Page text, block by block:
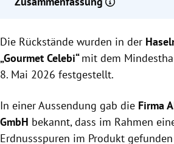
mit MHD 8. Mai 2026 entdeckt.
Nicht deklarierte Erdnussspuren
Allergikern Reaktionen verursachen.
Produkte wurden aus dem Handel
Kundenkontakt mit Akar Austria
Die Rückstände wurden in der
„Gourmet Celebi“mit dem
8. Mai 2026 festgestellt.
In einer Aussendung gab die Firma
GmbH bekannt, dass im Rahmen
Erdnussspuren im Produkt